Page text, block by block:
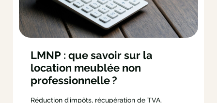
LMNP : que savoir sur la
location meublée non
professionnelle ?
Réduction d’impôts, récupération de TVA,